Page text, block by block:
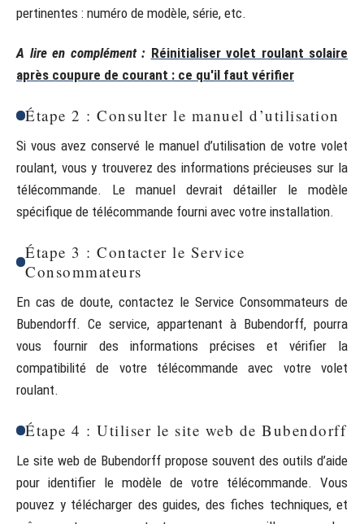
pertinentes : numéro de modèle, série, etc.
A lire en complément : Réinitialiser volet roulant solaire
après coupure de courant : ce qu'il faut vérifier
Étape 2 : Consulter le manuel d’utilisation
Si vous avez conservé le manuel d’utilisation de votre volet
roulant, vous y trouverez des informations précieuses sur la
télécommande. Le manuel devrait détailler le modèle
spécifique de télécommande fourni avec votre installation.
Étape 3 : Contacter le Service
Consommateurs
En cas de doute, contactez le Service Consommateurs de
Bubendorff. Ce service, appartenant à Bubendorff, pourra
vous fournir des informations précises et vérifier la
compatibilité de votre télécommande avec votre volet
roulant.
Étape 4 : Utiliser le site web de Bubendorff
Le site web de Bubendorff propose souvent des outils d’aide
pour identifier le modèle de votre télécommande. Vous
pouvez y télécharger des guides, des fiches techniques, et